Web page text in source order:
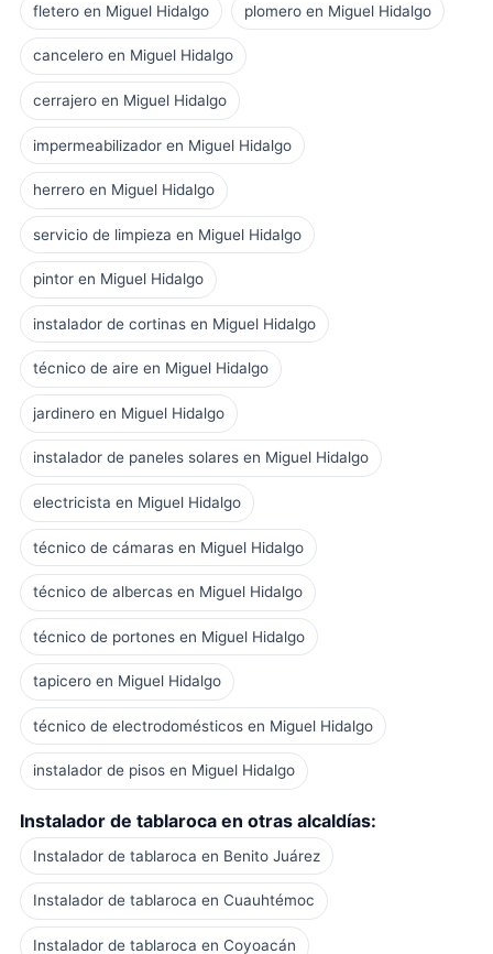
fletero en Miguel Hidalgo plomero en Miguel Hidalgo
cancelero en Miguel Hidalgo
cerrajero en Miguel Hidalgo
impermeabilizador en Miguel Hidalgo
herrero en Miguel Hidalgo
servicio de limpieza en Miguel Hidalgo
pintor en Miguel Hidalgo
instalador de cortinas en Miguel Hidalgo
técnico de aire en Miguel Hidalgo
jardinero en Miguel Hidalgo
instalador de paneles solares en Miguel Hidalgo
electricista en Miguel Hidalgo
técnico de cámaras en Miguel Hidalgo
técnico de albercas en Miguel Hidalgo
técnico de portones en Miguel Hidalgo
tapicero en Miguel Hidalgo
técnico de electrodomésticos en Miguel Hidalgo
instalador de pisos en Miguel Hidalgo
Instalador de tablaroca en otras alcaldías:
Instalador de tablaroca en Benito Juárez
Instalador de tablaroca en Cuauhtémoc
Instalador de tablaroca en Coyoacán